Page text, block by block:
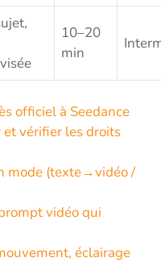
10–20
min
officiel à Seedance
et vérifier les droits
mode (texte→vidéo /
vidéo qui
éclairage